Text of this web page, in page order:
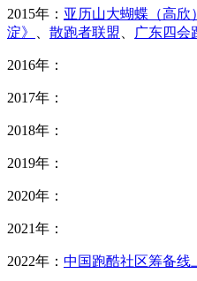
2015年： 亚历山大蝴蝶（高欣
淀》
散跑者联盟 广东四会
2016年：
2017年：
2018年：
2019年：
2020年：
2021年：
2022年： 中国跑酷社区筹备线